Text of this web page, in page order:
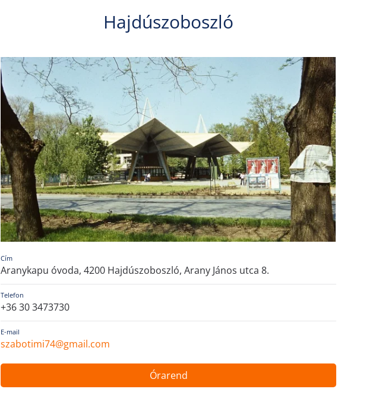
Hajdúszoboszló
Cím
Aranykapu óvoda, 4200 Hajdúszoboszló, Arany János utca 8.
Telefon
+36 30 3473730
E-mail
szabotimi74@gmail.com
Órarend